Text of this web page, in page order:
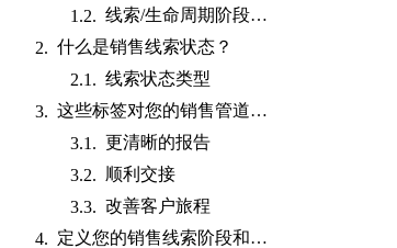
线索/生命周期阶段的类型
什么是销售线索状态？
线索状态类型
这些标签对您的销售管道有何益处？
更清晰的报告
顺利交接
改善客户旅程
定义您的销售线索阶段和状态